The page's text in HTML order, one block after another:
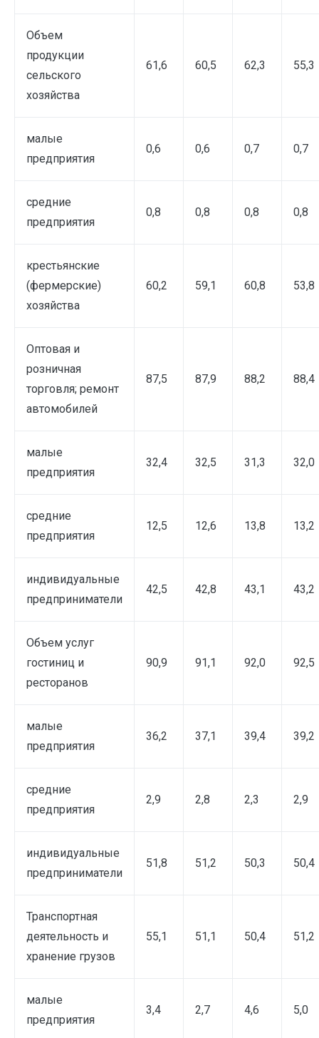
Объем
продукции
сельского
хозяйства
61,6 60,5 62,3 55,3
малые
предприятия
0,6 0,6 0,7 0,7
средние
предприятия
0,8 0,8 0,8 0,8
крестьянские
(фермерские)
хозяйства
60,2 59,1 60,8 53,8
Оптовая и
розничная
торговля; ремонт
автомобилей
87,5 87,9 88,2 88,4
малые
предприятия
32,4 32,5 31,3 32,0
средние
предприятия
12,5 12,6 13,8 13,2
индивидуальные
предприниматели
42,5 42,8 43,1 43,2
Объем услуг
гостиниц и
ресторанов
90,9 91,1 92,0 92,5
малые
предприятия
36,2 37,1 39,4 39,2
средние
предприятия
2,9 2,8 2,3 2,9
индивидуальные
предприниматели
51,8 51,2 50,3 50,4
Транспортная
деятельность и
хранение грузов
55,1 51,1 50,4 51,2
малые
предприятия
3,4 2,7 4,6 5,0